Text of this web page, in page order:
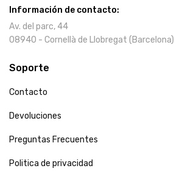
Información de contacto:
Av. del parc, 44
08940 - Cornellà de Llobregat (Barcelona)
Soporte
Contacto
Devoluciones
Preguntas Frecuentes
Politica de privacidad